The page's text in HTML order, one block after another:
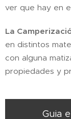
ver que hay en
La
en distintos
con alguna
propiedades y
Guia